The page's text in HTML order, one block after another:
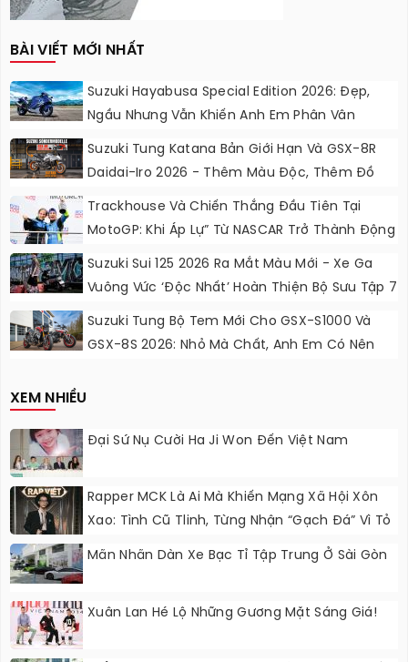
BÀI VIẾT MỚI NHẤT
Suzuki Hayabusa Special Edition 2026: Đẹp,
Ngầu Nhưng Vẫn Khiến Anh Em Phân Vân
Suzuki Tung Katana Bản Giới Hạn Và GSX-8R
Daidai-Iro 2026 - Thêm Màu Độc, Thêm Đồ
Chơi, Thêm Cá Tính
Trackhouse Và Chiến Thắng Đầu Tiên Tại
MotoGP: Khi Áp Lự” Từ NASCAR Trở Thành Động
Suzuki Sui 125 2026 Ra Mắt Màu Mới - Xe Ga
Vuông Vức ‘độc Nhất’ Hoàn Thiện Bộ Sưu Tập 7
Suzuki Tung Bộ Tem Mới Cho GSX-S1000 Và
GSX-8S 2026: Nhỏ Mà Chất, Anh Em Có Nên
XEM NHIỀU
Đại Sứ Nụ Cười Ha Ji Won Đến Việt Nam
Rapper MCK Là Ai Mà Khiến Mạng Xã Hội Xôn
Xao: Tình Cũ Tlinh, Từng Nhận “gạch Đá” Vì Tỏ
Mãn Nhãn Dàn Xe Bạc Tỉ Tập Trung Ở Sài Gòn
Xuân Lan Hé Lộ Những Gương Mặt Sáng Giá!